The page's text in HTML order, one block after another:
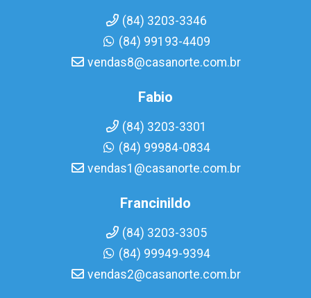
(84) 3203-3346
(84) 99193-4409
vendas8@casanorte.com.br
Fabio
(84) 3203-3301
(84) 99984-0834
vendas1@casanorte.com.br
Francinildo
(84) 3203-3305
(84) 99949-9394
vendas2@casanorte.com.br